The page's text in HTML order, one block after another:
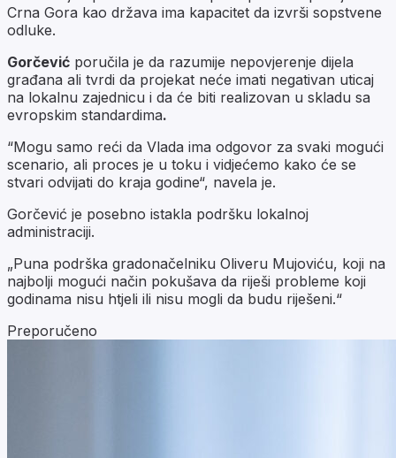
Crna Gora kao država ima kapacitet da izvrši sopstvene
odluke.
Gorčević poručila je da razumije nepovjerenje dijela
građana ali tvrdi da projekat neće imati negativan uticaj
na lokalnu zajednicu i da će biti realizovan u skladu sa
evropskim standardima.
“Mogu samo reći da Vlada ima odgovor za svaki mogući
scenario, ali proces je u toku i vidjećemo kako će se
stvari odvijati do kraja godine“, navela je.
Gorčević je posebno istakla podršku lokalnoj
administraciji.
„Puna podrška gradonačelniku Oliveru Mujoviću, koji na
najbolji mogući način pokušava da riješi probleme koji
godinama nisu htjeli ili nisu mogli da budu riješeni.“
Preporučeno